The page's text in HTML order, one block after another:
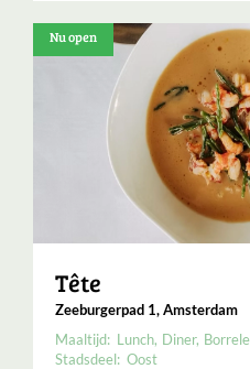
Nu open
Tête
Zeeburgerpad 1, Amsterdam
Maaltijd: Lunch Diner
Stadsdeel: Oost